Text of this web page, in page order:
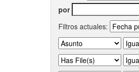
por
Filtros actuales: